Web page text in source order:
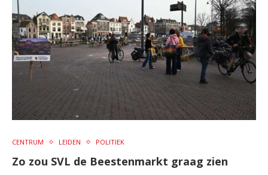
CENTRUM LEIDEN POLITIEK
Zo zou SVL de Beestenmarkt graag zien